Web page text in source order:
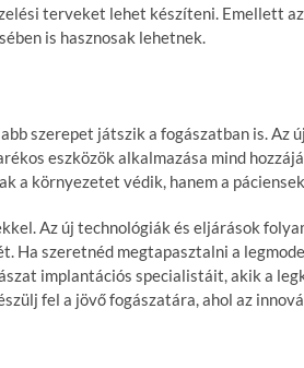
terveket lehet készíteni. Emellett
is hasznosak lehetnek.
szerepet játszik a fogászatban is. Az
eszközök alkalmazása mind
a környezetet védik, hanem a
Az új technológiák és eljárások
Ha szeretnéd megtapasztalni a
implantációs specialistáit, akik a
fel a jövő fogászatára, ahol az